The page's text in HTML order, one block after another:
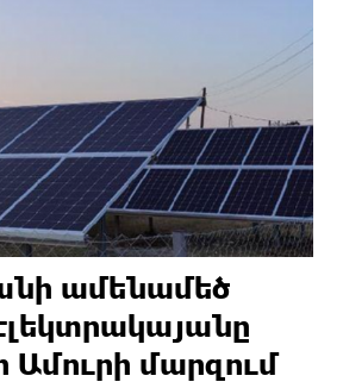
ամենամեծ
Ամուրի մարզում